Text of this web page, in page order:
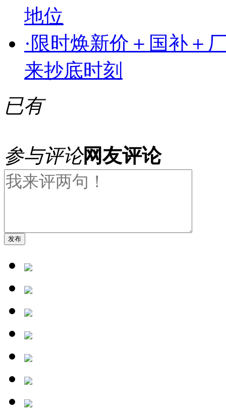
地位
· 限时焕新价＋国补＋
来抄底时刻
已有
参与评论网友评论